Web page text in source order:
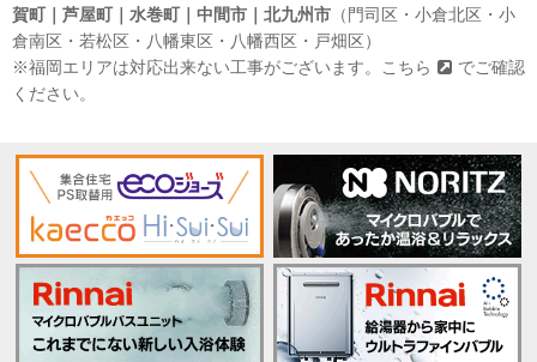
賀町｜芦屋町｜水巻町｜中間市｜北九州市 （門司区・小倉北区・小
倉南区・若松区・八幡東区・八幡西区・戸畑区）
※福岡エリアは対応出来ない工事がございます。
こちら
でご確認
ください。